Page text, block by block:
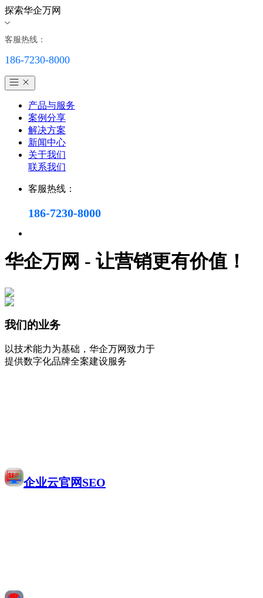
探索华企万网
客服热线：
186-7230-8000
产品与服务
案例分享
解决方案
新闻中心
关于我们
联系我们
客服热线：
186-7230-8000
华企万网 - 让营销更有价值！
我们的业务
以技术能力为基础，华企万网致力于
提供数字化品牌全案建设服务
企业云官网SEO